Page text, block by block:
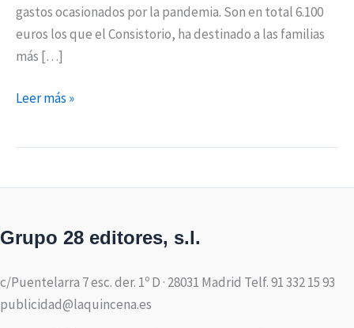
gastos ocasionados por la pandemia. Son en total 6.100
euros los que el Consistorio, ha destinado a las familias
más […]
Leer más »
Grupo 28 editores, s.l.
c/Puentelarra 7 esc. der. 1º D · 28031 Madrid Telf. 91 332 15 93
publicidad@laquincena.es